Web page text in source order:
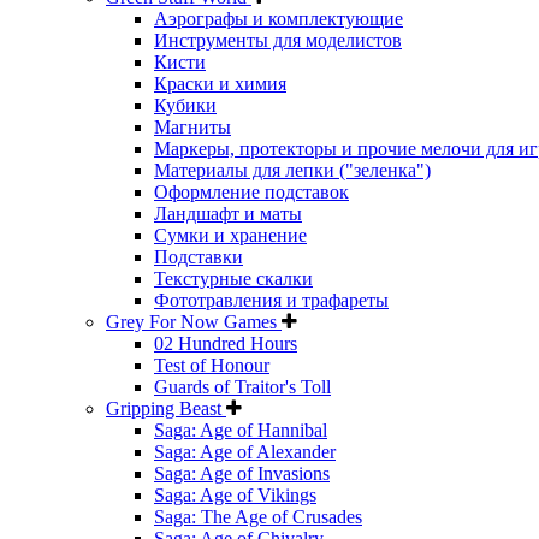
Аэрографы и комплектующие
Инструменты для моделистов
Кисти
Краски и химия
Кубики
Магниты
Маркеры, протекторы и прочие мелочи для
Материалы для лепки ("зеленка")
Оформление подставок
Ландшафт и маты
Сумки и хранение
Подставки
Текстурные скалки
Фототравления и трафареты
Grey For Now Games
02 Hundred Hours
Test of Honour
Guards of Traitor's Toll
Gripping Beast
Saga: Age of Hannibal
Saga: Age of Alexander
Saga: Age of Invasions
Saga: Age of Vikings
Saga: The Age of Crusades